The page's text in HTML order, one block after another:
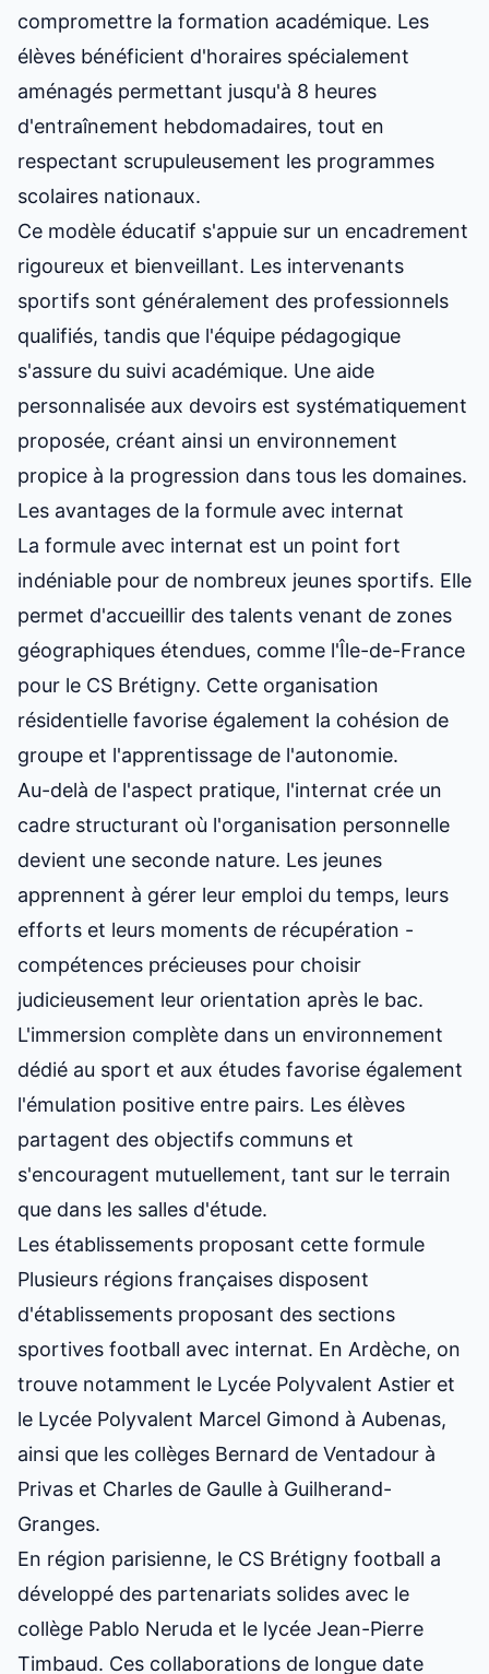
compromettre la formation académique. Les
élèves bénéficient d'horaires spécialement
aménagés permettant jusqu'à 8 heures
d'entraînement hebdomadaires, tout en
respectant scrupuleusement les programmes
scolaires nationaux.
Ce modèle éducatif s'appuie sur un encadrement
rigoureux et bienveillant. Les intervenants
sportifs sont généralement des professionnels
qualifiés, tandis que l'équipe pédagogique
s'assure du suivi académique. Une aide
personnalisée aux devoirs est systématiquement
proposée, créant ainsi un environnement
propice à la progression dans tous les domaines.
Les avantages de la formule avec internat
La formule avec internat est un point fort
indéniable pour de nombreux jeunes sportifs. Elle
permet d'accueillir des talents venant de zones
géographiques étendues, comme l'Île-de-France
pour le CS Brétigny. Cette organisation
résidentielle favorise également la cohésion de
groupe et l'apprentissage de l'autonomie.
Au-delà de l'aspect pratique, l'internat crée un
cadre structurant où l'organisation personnelle
devient une seconde nature. Les jeunes
apprennent à gérer leur emploi du temps, leurs
efforts et leurs moments de récupération -
compétences précieuses pour choisir
judicieusement leur orientation après le bac.
L'immersion complète dans un environnement
dédié au sport et aux études favorise également
l'émulation positive entre pairs. Les élèves
partagent des objectifs communs et
s'encouragent mutuellement, tant sur le terrain
que dans les salles d'étude.
Les établissements proposant cette formule
Plusieurs régions françaises disposent
d'établissements proposant des sections
sportives football avec internat. En Ardèche, on
trouve notamment le Lycée Polyvalent Astier et
le Lycée Polyvalent Marcel Gimond à Aubenas,
ainsi que les collèges Bernard de Ventadour à
Privas et Charles de Gaulle à Guilherand-
Granges.
En région parisienne, le CS Brétigny football a
développé des partenariats solides avec le
collège Pablo Neruda et le lycée Jean-Pierre
Timbaud. Ces collaborations de longue date